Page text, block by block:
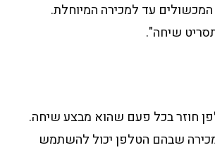
עד למכירה המיוחלת.
שיחה".
חוזר בכל פעם שהוא מבצע שיחה.
שבהם הטלפן יכול להשתמש